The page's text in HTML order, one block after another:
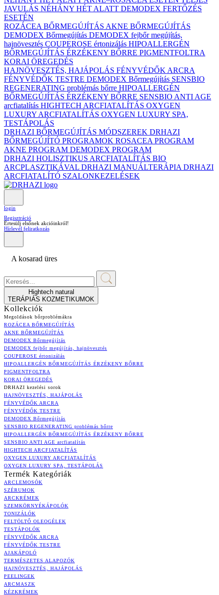
JAVULÁS NÉHÁNY HÉT ALATT DEMODEX FERTŐZÉS
ESETÉN
ROZÁCEA BŐRMEGÚJÍTÁS AKNE BŐRMEGÚJÍTÁS
DEMODEX Bőrmegújítás DEMODEX fejbőr megújítás,
hajnövesztés COUPEROSE értonizálás HIPOALLERGÉN
BŐRMEGÚJÍTÁS ÉRZÉKENY BŐRRE PIGMENTFOLTRA
KORAI ÖREGEDÉS
HAJNÖVESZTÉS, HAJÁPOLÁS FÉNYVÉDŐK ARCRA
FÉNYVÉDŐK TESTRE DEMODEX Bőrmegújítás SENSBIO
REGENERATING problémás bőrre HIPOALLERGÉN
BŐRMEGÚJÍTÁS ÉRZÉKENY BŐRRE SENSBIO ANTI AGE
arcfiatalítás HIGHTECH ARCFIATALÍTÁS OXYGEN
LUXURY ARCFIATALÍTÁS OXYGEN LUXURY SPA,
TESTÁPOLÁS
DRHAZI BŐRMEGÚJÍTÁS MÓDSZEREK DRHAZI
BŐRMEGÚJÍTÓ PROGRAMOK ROSACEA PROGRAM
AKNE PROGRAM DEMODEX PROGRAM
DRHAZI HOLISZTIKUS ARCFIATALÍTÁS BIO
ARCPLASZTIKÁVAL DRHAZI MANUÁLTERÁPIA DRHAZI
ARCFIATALÍTÓ SZALONKEZELÉSEK
login
Regisztráció
Értesülj elsőnek akcióinkról!
Hírlevél feliratkozás
A kosarad üres
Hightech natural
TERÁPIÁS KOZMETIKUMOK
Kollekciók
Megoldások bőrproblémákra
ROZÁCEA BŐRMEGÚJÍTÁS
AKNE BŐRMEGÚJÍTÁS
DEMODEX Bőrmegújítás
DEMODEX fejbőr megújítás, hajnövesztés
COUPEROSE értonizálás
HIPOALLERGÉN BŐRMEGÚJÍTÁS ÉRZÉKENY BŐRRE
PIGMENTFOLTRA
KORAI ÖREGEDÉS
DRHAZI kezelési sorok
HAJNÖVESZTÉS, HAJÁPOLÁS
FÉNYVÉDŐK ARCRA
FÉNYVÉDŐK TESTRE
DEMODEX Bőrmegújítás
SENSBIO REGENERATING problémás bőrre
HIPOALLERGÉN BŐRMEGÚJÍTÁS ÉRZÉKENY BŐRRE
SENSBIO ANTI AGE arcfiatalítás
HIGHTECH ARCFIATALÍTÁS
OXYGEN LUXURY ARCFIATALÍTÁS
OXYGEN LUXURY SPA, TESTÁPOLÁS
Termék Kategóriák
ARCLEMOSÓK
SZÉRUMOK
ARCKRÉMEK
SZEMKÖRNYÉKÁPOLÓK
TONIZÁLÓK
FELTÖLTŐ OLEOGÉLEK
TESTÁPOLÓK
FÉNYVÉDŐK ARCRA
FÉNYVÉDŐK TESTRE
AJAKÁPOLÓ
TERMÉSZETES ALAPOZÓK
HAJNÖVESZTÉS, HAJÁPOLÁS
PEELINGEK
ARCMASZK
KÉZKRÉMEK